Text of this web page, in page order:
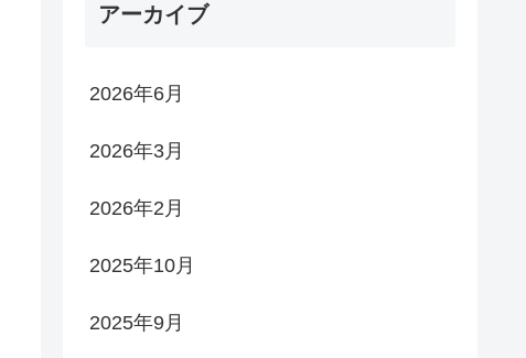
アーカイブ
2026年6月
2026年3月
2026年2月
2025年10月
2025年9月